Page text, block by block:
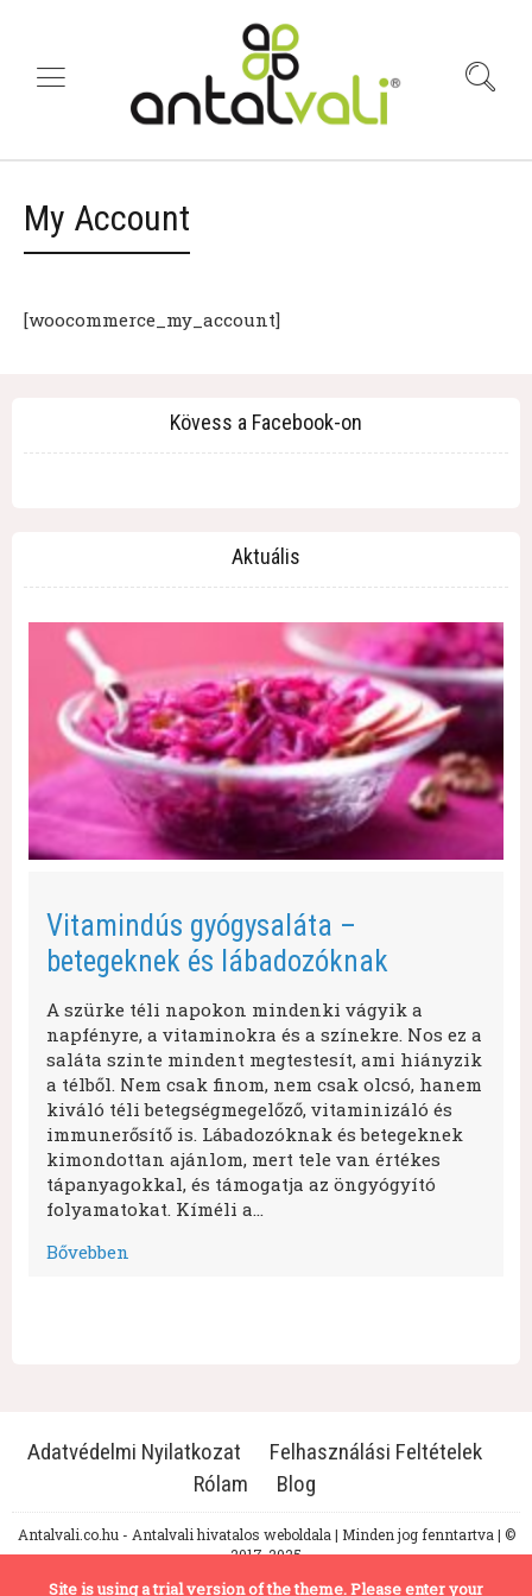
My Account
[woocommerce_my_account]
Kövess a Facebook-on
Aktuális
Vitamindús gyógysaláta –
betegeknek és lábadozóknak
A szürke téli napokon mindenki vágyik a
napfényre, a vitaminokra és a színekre. Nos ez a
saláta szinte mindent megtestesít, ami hiányzik
a télből. Nem csak finom, nem csak olcsó, hanem
kiváló téli betegségmegelőző, vitaminizáló és
immunerősítő is. Lábadozóknak és betegeknek
kimondottan ajánlom, mert tele van értékes
tápanyagokkal, és támogatja az öngyógyító
folyamatokat. Kíméli a…
Bővebben
Adatvédelmi Nyilatkozat
Felhasználási Feltételek
Rólam
Blog
Antalvali.co.hu - Antalvali hivatalos weboldala | Minden jog fenntartva | ©
2017-2025
Site is using a trial version of the theme. Please enter your